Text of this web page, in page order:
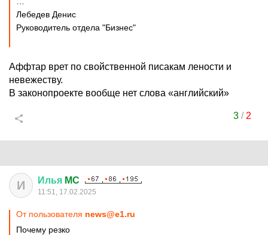
Лебедев Денис
Руководитель отдела "Бизнес"
Аффтар врет по свойственной писакам лености и
невежеству.
В законопроекте вообще нет слова «английский»
3/ 2
И Илья MC
11:51, 17.02.2025
От пользователя news@e1.ru
Почему резко